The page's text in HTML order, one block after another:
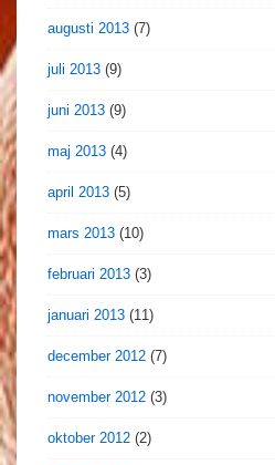
augusti 2013 (7)
juli 2013 (9)
juni 2013 (9)
maj 2013 (4)
april 2013 (5)
mars 2013 (10)
februari 2013 (3)
januari 2013 (11)
december 2012 (7)
november 2012 (3)
oktober 2012 (2)